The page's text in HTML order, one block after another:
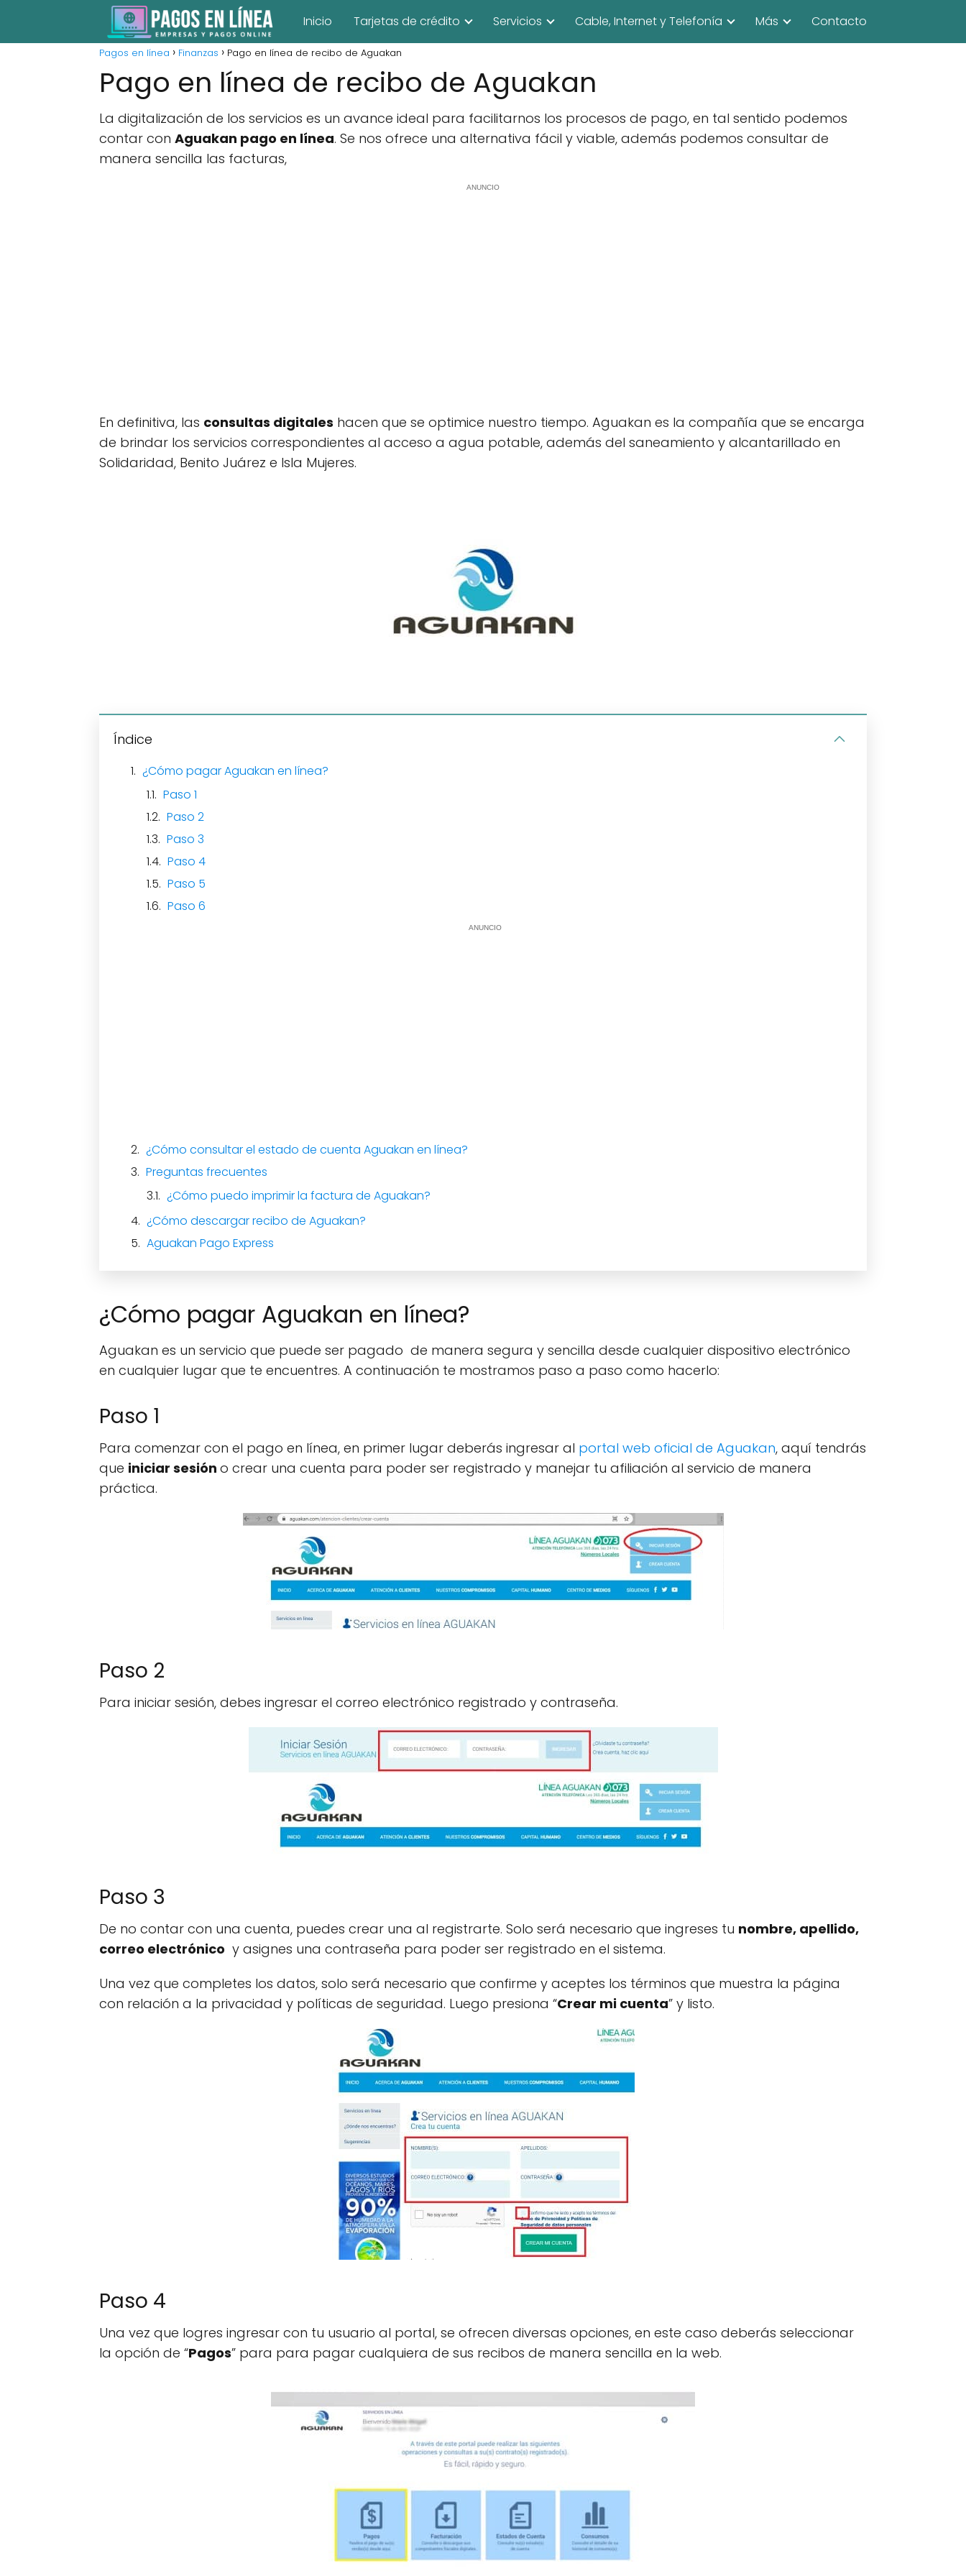
Inicio Tarjetas de crédito Servicios Cable, Internet y Telefonía Más Contacto
Pagos en línea Finanzas Pago en línea de recibo de Aguakan
Pago en línea de recibo de Aguakan
La digitalización de los servicios es un avance ideal para facilitarnos los procesos de pago, en tal sentido podemos
contar con Aguakan pago en línea. Se nos ofrece una alternativa fácil y viable, además podemos consultar de
manera sencilla las facturas,
ANUNCIO
En definitiva, las consultas digitales hacen que se optimice nuestro tiempo. Aguakan es la compañía que se encarga
de brindar los servicios correspondientes al acceso a agua potable, además del saneamiento y alcantarillado en
Solidaridad, Benito Juárez e Isla Mujeres.
Índice
¿Cómo pagar Aguakan en línea?
Paso 1
Paso 2
Paso 3
Paso 4
Paso 5
Paso 6
ANUNCIO
¿Cómo consultar el estado de cuenta Aguakan en línea?
Preguntas frecuentes
¿Cómo puedo imprimir la factura de Aguakan?
¿Cómo descargar recibo de Aguakan?
Aguakan Pago Express
¿Cómo pagar Aguakan en línea?
Aguakan es un servicio que puede ser pagado de manera segura y sencilla desde cualquier dispositivo electrónico
en cualquier lugar que te encuentres. A continuación te mostramos paso a paso como hacerlo:
Paso 1
Para comenzar con el pago en línea, en primer lugar deberás ingresar al portal web oficial de Aguakan, aquí tendrás
que iniciar sesión o crear una cuenta para poder ser registrado y manejar tu afiliación al servicio de manera
práctica.
Paso 2
Para iniciar sesión, debes ingresar el correo electrónico registrado y contraseña.
Paso 3
De no contar con una cuenta, puedes crear una al registrarte. Solo será necesario que ingreses tu nombre, apellido,
correo electrónico y asignes una contraseña para poder ser registrado en el sistema.
Una vez que completes los datos, solo será necesario que confirme y aceptes los términos que muestra la página
con relación a la privacidad y políticas de seguridad. Luego presiona “Crear mi cuenta” y listo.
Paso 4
Una vez que logres ingresar con tu usuario al portal, se ofrecen diversas opciones, en este caso deberás seleccionar
la opción de “Pagos” para para pagar cualquiera de sus recibos de manera sencilla en la web.